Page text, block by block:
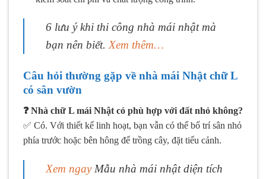
6 lưu ý khi thi công nhà mái nhật mà
bạn nên biết.Xem thêm…
Câu hỏi thường gặp về nhà mái Nhật chữ L
có sân vườn
❓ Nhà chữ L mái Nhật có phù hợp với đất nhỏ không?
✅ Có. Với thiết kế linh hoạt, bạn vẫn có thể bố trí sân nhỏ
phía trước hoặc bên hông để trồng cây, đặt tiểu cảnh.
Xem ngayMẫu nhà mái nhật diện tích